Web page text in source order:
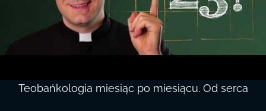
Teobańkologia miesiąc po miesiącu. Od serca